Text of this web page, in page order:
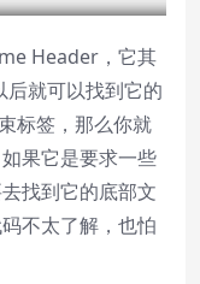
Header，它其
就可以找到它的
标签，那么你就
果它是要求一些
找到它的底部文
不太了解，也怕